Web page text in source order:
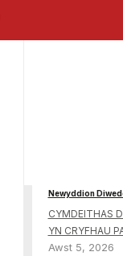
Newyddion
CYMDEITHAS
YN CRYFHAU
Awst 5, 2026